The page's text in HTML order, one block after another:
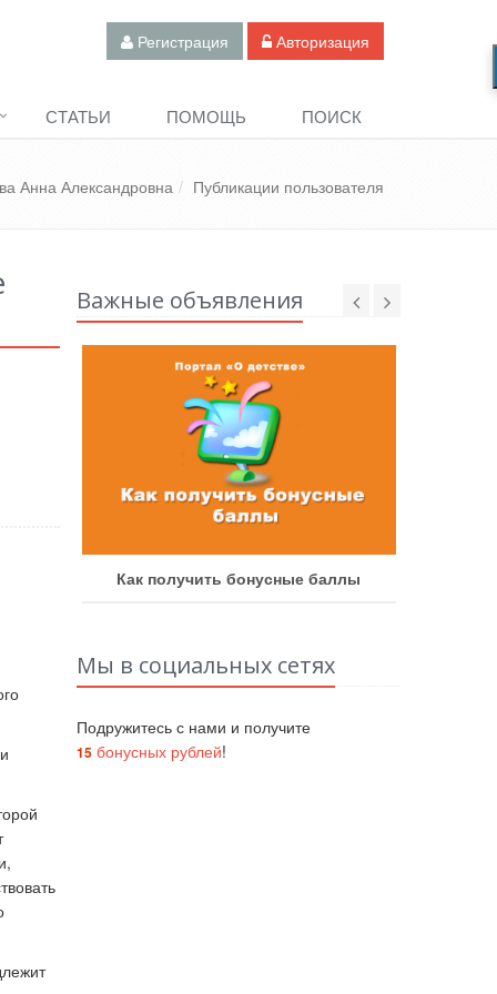
Регистрация Авторизация
СТАТЬИ ПОМОЩЬ ПОИСК
Анна Александровна Публикации пользователя
Важные объявления
Как получить бонусные баллы
Мы в социальных сетях
Подружитесь с нами и получите
15бонусных рублей!